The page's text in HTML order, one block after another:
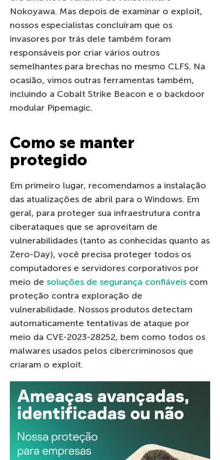
Nokoyawa. Mas depois de examinar o exploit,
nossos especialistas concluíram que os
invasores por trás dele também foram
responsáveis ​​por criar vários outros
semelhantes para brechas no mesmo CLFS. Na
ocasião, vimos outras ferramentas também,
incluindo a Cobalt Strike Beacon e o backdoor
modular Pipemagic.
Como se manter
protegido
Em primeiro lugar, recomendamos a instalação
das atualizações de abril para o Windows. Em
geral, para proteger sua infraestrutura contra
ciberataques que se aproveitam de
vulnerabilidades (tanto as conhecidas quanto as
Zero-Day), você precisa proteger todos os
computadores e servidores corporativos por
meio de soluções de segurança confiáveis com
proteção contra exploração de
vulnerabilidade. Nossos produtos detectam
automaticamente tentativas de ataque por
meio da CVE-2023-28252, bem como todos os
malwares usados ​​pelos cibercriminosos que
criaram o exploit.